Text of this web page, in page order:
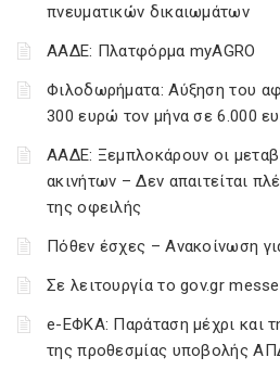
πνευματικών δικαιωμάτων
ΑΑΔΕ: Πλατφόρμα myAGRO
Φιλοδωρήματα: Αύξηση του
300 ευρώ τον μήνα σε 6.000
ΑΑΔΕ: Ξεμπλοκάρουν οι
ακινήτων – Δεν απαιτείται
της οφειλής
Πόθεν έσχες – Ανακοίνωση
Σε λειτουργία το gov.gr
e-ΕΦΚΑ: Παράταση μέχρι και
της προθεσμίας υποβολής